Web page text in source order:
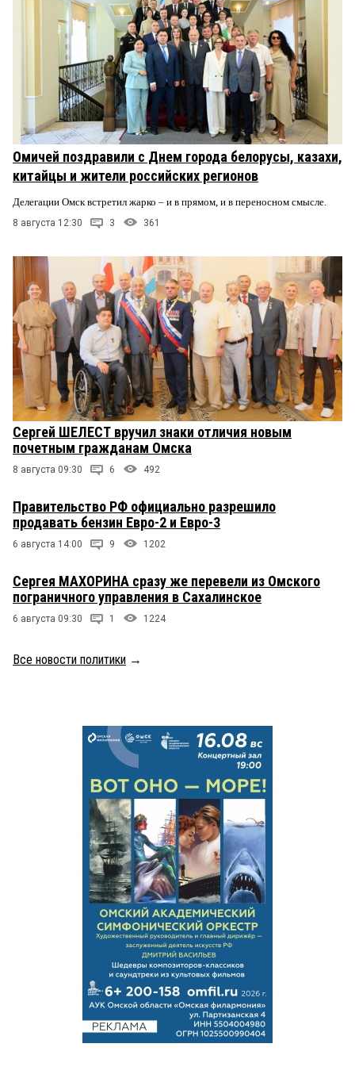
Омичей поздравили с Днем города белорусы, казахи,
китайцы и жители российских регионов
Делегации Омск встретил жарко – и в прямом, и в переносном смысле.
8 августа 12:30 3 361
Сергей ШЕЛЕСТ вручил знаки отличия новым
почетным гражданам Омска
8 августа 09:30 6 492
Правительство РФ официально разрешило
продавать бензин Евро-2 и Евро-3
6 августа 14:00 9 1202
Сергея МАХОРИНА сразу же перевели из Омского
пограничного управления в Сахалинское
6 августа 09:30 1 1224
Все новости политики →